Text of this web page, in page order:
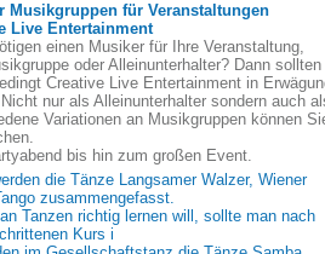
Musikgruppen für Veranstaltungen
Live Entertainment
einen Musiker für Ihre Veranstaltung,
oder Alleinunterhalter? Dann sollten
Creative Live Entertainment in
nur als Alleinunterhalter sondern auch
Variationen an Musikgruppen können
bis hin zum großen Event.
die Tänze Langsamer Walzer, Wiener
zusammengefasst.
Tanzen richtig lernen will, sollte man nach
Kurs i